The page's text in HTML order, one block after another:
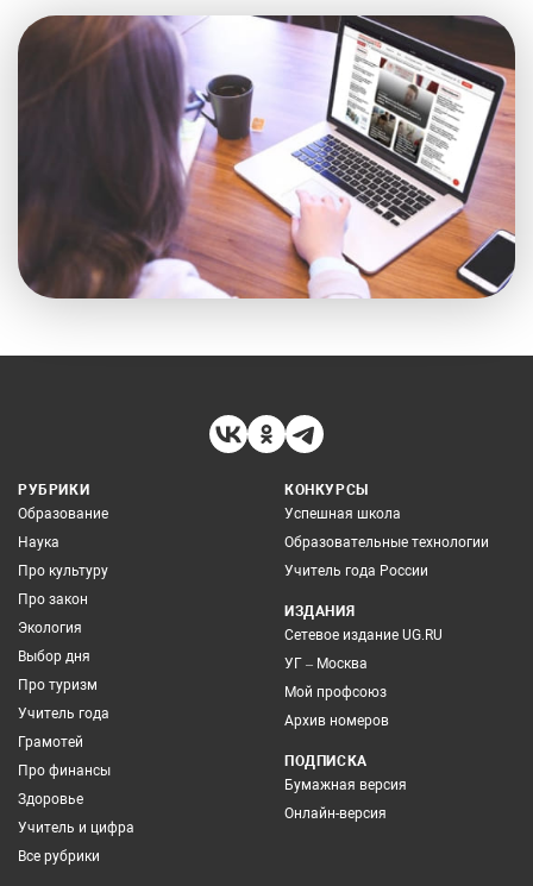
РУБРИКИ
Образование
Наука
Про культуру
Про закон
Экология
Выбор дня
Про туризм
Учитель года
Грамотей
Про финансы
Здоровье
Учитель и цифра
Все рубрики
КОНКУРСЫ
Успешная школа
Образовательные технологии
Учитель года России
ИЗДАНИЯ
Сетевое издание UG.RU
УГ – Москва
Мой профсоюз
Архив номеров
ПОДПИСКА
Бумажная версия
Онлайн-версия